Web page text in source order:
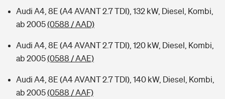
Audi A4, 8E (A4 AVANT 2.7 TDI), 132 kW, Diesel, Kombi,
ab 2005(0588 / AAD)
Audi A4, 8E (A4 AVANT 2.7 TDI), 120 kW, Diesel, Kombi,
ab 2005(0588 / AAE)
Audi A4, 8E (A4 AVANT 2.7 TDI), 140 kW, Diesel, Kombi,
ab 2005(0588 / AAF)